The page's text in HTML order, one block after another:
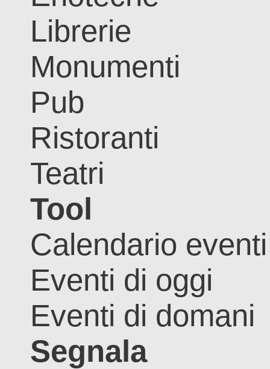
Librerie
Monumenti
Pub
Ristoranti
Teatri
Tool
Calendario eventi
Eventi di oggi
Eventi di domani
Segnala